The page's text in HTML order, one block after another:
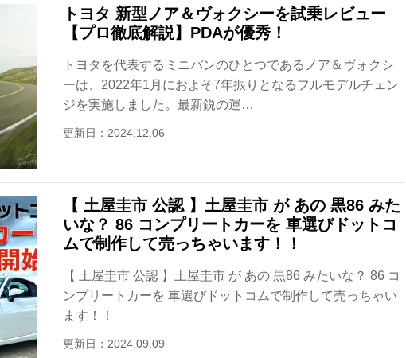
トヨタ 新型ノア＆ヴォクシーを試乗レビュー
【プロ徹底解説】PDAが優秀！
トヨタを代表するミニバンのひとつであるノア＆ヴォクシ
ーは、2022年1月におよそ7年振りとなるフルモデルチェン
ジを実施しました。最新鋭の運…
更新日：2024.12.06
【 土屋圭市 公認 】土屋圭市 が あの 黒86 みた
いな？ 86 コンプリートカーを 車選びドットコ
ムで制作して売っちゃいます！！
【 土屋圭市 公認 】土屋圭市 が あの 黒86 みたいな？ 86 コ
ンプリートカーを 車選びドットコムで制作して売っちゃい
ます！！
更新日：2024.09.09